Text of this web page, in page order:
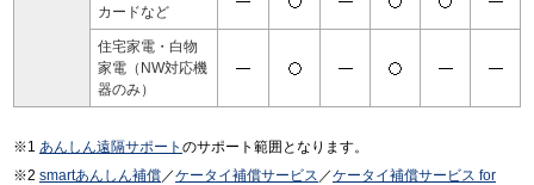
カードなど
住宅家電・白物
家電（NW対応機
器のみ）
あんしん遠隔サポート のサポート範囲となります。
smartあんしん補償／ケータイ補償サービス ／ケータイ補償サービス for